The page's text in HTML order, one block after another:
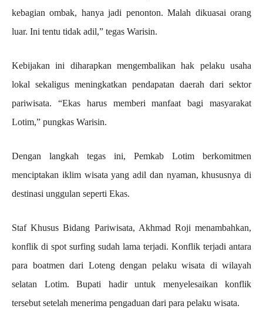
kebagian ombak, hanya jadi penonton. Malah dikuasai orang
luar. Ini tentu tidak adil,” tegas Warisin.
Kebijakan ini diharapkan mengembalikan hak pelaku usaha
lokal sekaligus meningkatkan pendapatan daerah dari sektor
pariwisata. “Ekas harus memberi manfaat bagi masyarakat
Lotim,” pungkas Warisin.
Dengan langkah tegas ini, Pemkab Lotim berkomitmen
menciptakan iklim wisata yang adil dan nyaman, khususnya di
destinasi unggulan seperti Ekas.
Staf Khusus Bidang Pariwisata, Akhmad Roji menambahkan,
konflik di spot surfing sudah lama terjadi. Konflik terjadi antara
para boatmen dari Loteng dengan pelaku wisata di wilayah
selatan Lotim. Bupati hadir untuk menyelesaikan konflik
tersebut setelah menerima pengaduan dari para pelaku wisata.